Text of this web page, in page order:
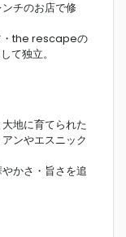
チのお店で修
・the rescapeの
て独立。
地に育てられた
ンやエスニック
かさ・旨さを追